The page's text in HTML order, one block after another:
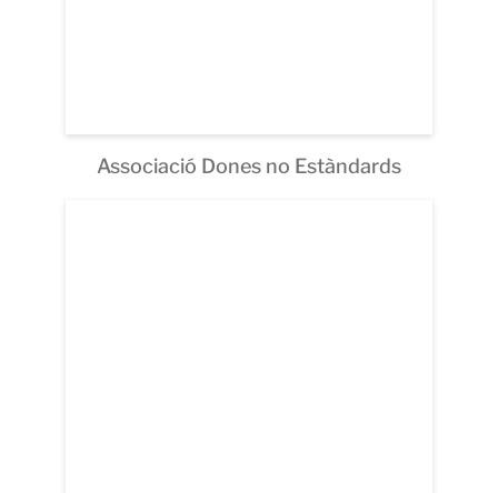
Associació Dones no Estàndards